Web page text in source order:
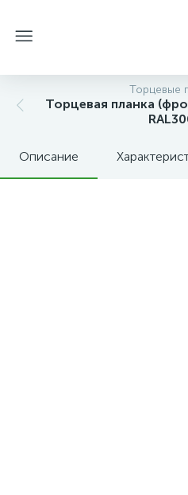
Торцевые
Торцевая планка
Описание